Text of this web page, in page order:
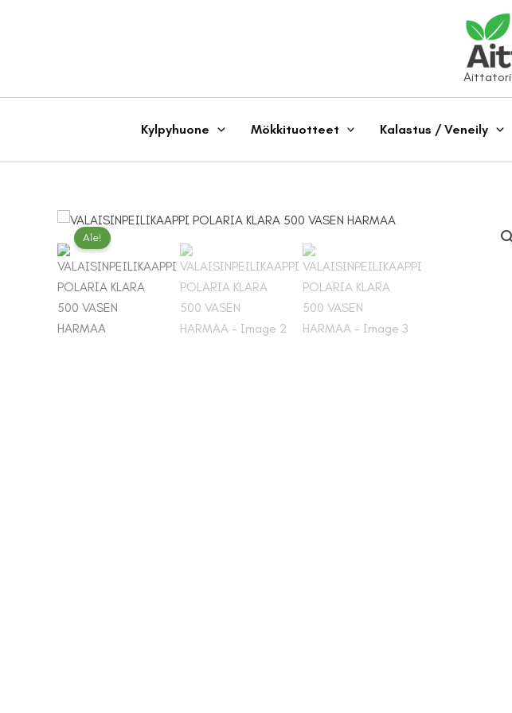
Aittatori
Kylpyhuone Mökkituotteet Kalastus / Veneily
Ale!